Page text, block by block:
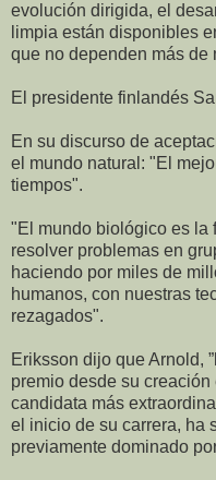
evolución dirigida, el
limpia están disponibles
que no dependen más de
El presidente finlandés
En su discurso de
el mundo natural: "El
tiempos".
"El mundo biológico es la
resolver problemas en
haciendo por miles de
humanos, con nuestras
rezagados".
Eriksson dijo que Arnold,
premio desde su creación
candidata más
el inicio de su carrera, ha
previamente dominado